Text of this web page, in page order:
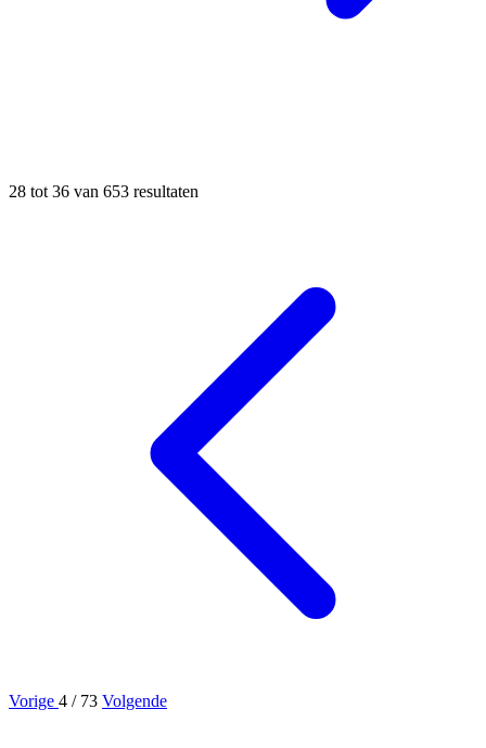
28 tot 36 van 653 resultaten
Vorige 4 / 73 Volgende